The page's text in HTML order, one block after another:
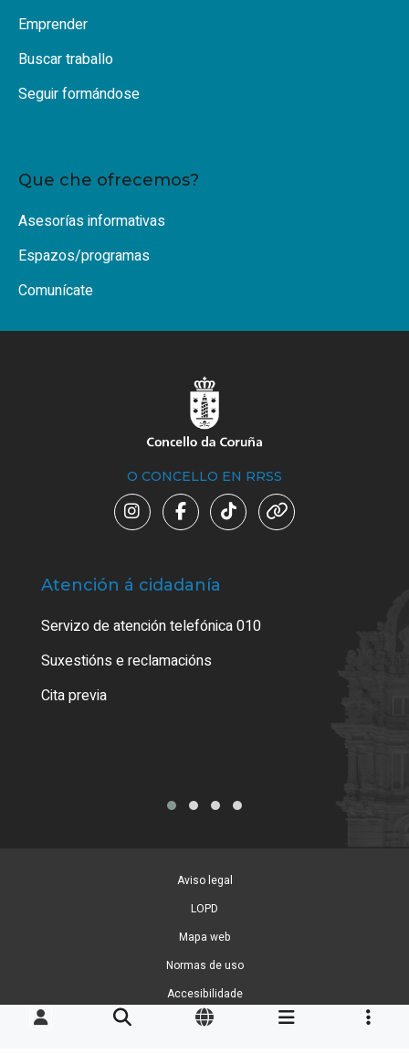
Emprender
Buscar traballo
Seguir formándose
Que che ofrecemos?
Asesorías informativas
Espazos/programas
Comunícate
O CONCELLO EN RRSS
Atención á cidadanía
Servizo de atención telefónica 010
Suxestións e reclamacións
Cita previa
Aviso legal
LOPD
Mapa web
Normas de uso
Accesibilidade
Xestión de cookies